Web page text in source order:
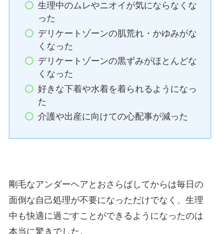
生理中のムレやニオイが気にならなくな
った
デリケートゾーンの肌荒れ・かゆみがな
くなった
デリケートゾーンの黒ずみがほとんどな
くなった
好きな下着や水着を着られるようになっ
た
介護や出産に向けての心配事が減った
剛毛なアンダーヘアとおさらばしてからは毎日の
面倒な自己処理が不要になっただけでなく、生理
中も快適に過ごすことができるようになったのは
本当に驚きでした。